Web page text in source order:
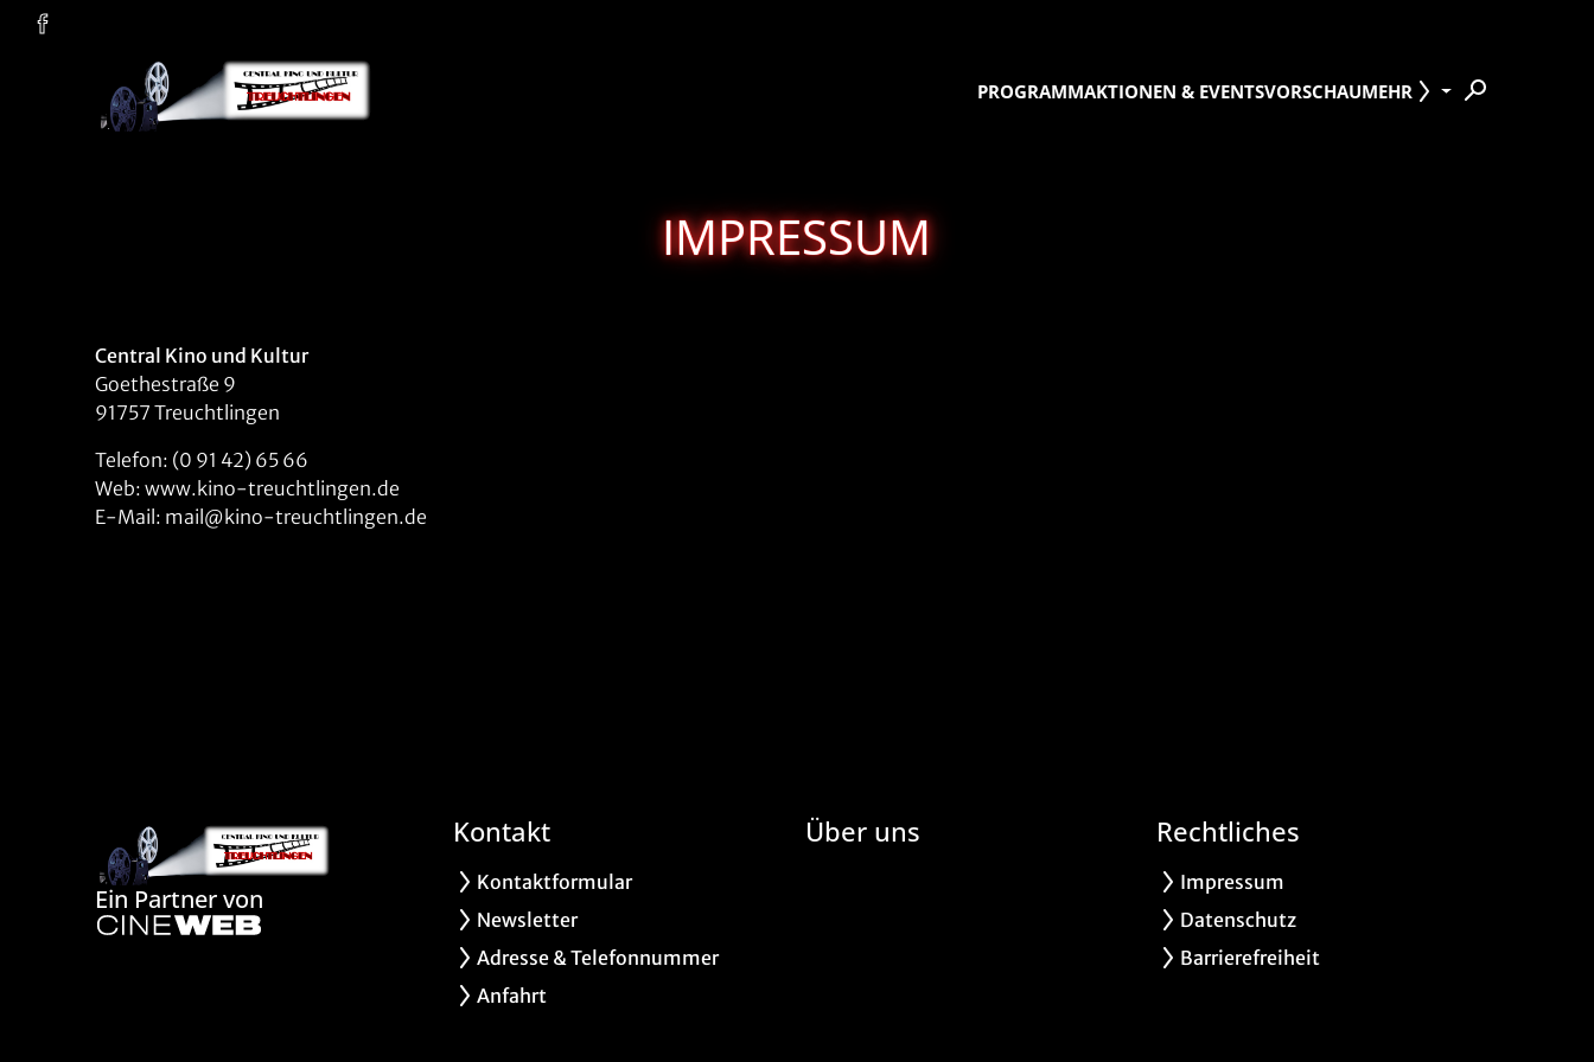
PROGRAMMAKTIONEN & EVENTSVORSCHAUMEHR
IMPRESSUM
Central Kino und Kultur
Goethestraße 9
91757 Treuchtlingen
Telefon: (0 91 42) 65 66
Web: www.kino-treuchtlingen.de
E-Mail: mail@kino-treuchtlingen.de
Ein Partner von
Kontakt
Kontaktformular
Newsletter
Adresse & Telefonnummer
Anfahrt
Über uns Rechtliches
Impressum
Datenschutz
Barrierefreiheit